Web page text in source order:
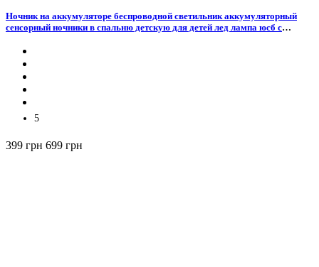
Ночник на аккумуляторе беспроводной светильник аккумуляторный
сенсорный ночники в спальню детскую для детей лед лампа юсб с
5
399 грн 699 грн